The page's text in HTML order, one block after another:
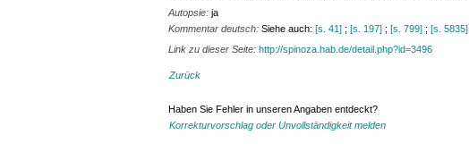
Autopsie:ja
Kommentar deutsch:Siehe auch:[s. 41] ;[s. 197] ;[s. 799] ;[s. 5835]
Link zu dieser Seite:http://spinoza.hab.de/detail.php?id=3496
Zurück
Haben Sie Fehler in unseren Angaben entdeckt?
Korrekturvorschlag oder Unvollständigkeit melden